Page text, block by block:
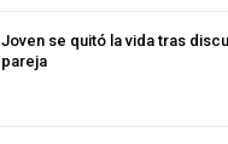
Joven se quitó la vida tras
pareja